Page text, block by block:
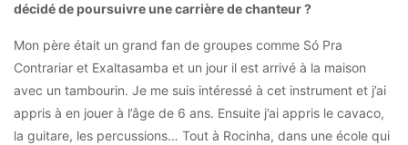
décidé de poursuivre une carrière de chanteur ?
Mon père était un grand fan de groupes comme Só Pra
Contrariar et Exaltasamba et un jour il est arrivé à la maison
avec un tambourin. Je me suis intéressé à cet instrument et j’ai
appris à en jouer à l’âge de 6 ans. Ensuite j’ai appris le cavaco,
la guitare, les percussions… Tout à Rocinha, dans une école qui